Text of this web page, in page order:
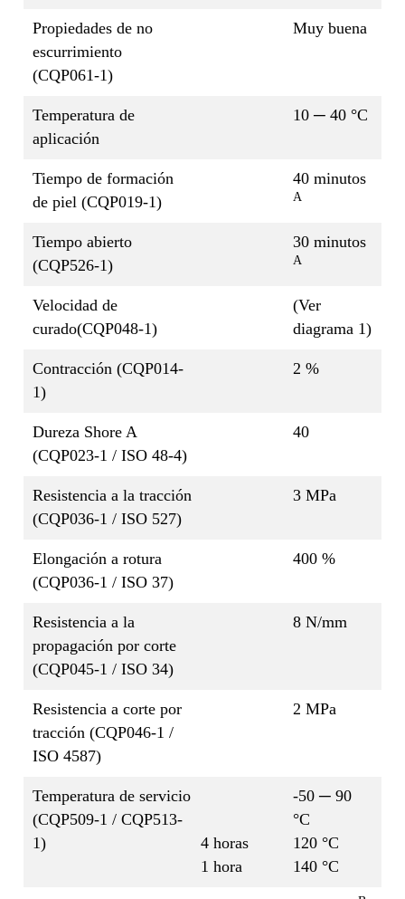
Propiedades de no
escurrimiento
(CQP061-1)
Muy buena
Temperatura de
aplicación
10 ─ 40 °C
Tiempo de formación
de piel (CQP019-1)
40 minutos
A
Tiempo abierto
(CQP526-1)
30 minutos
A
Velocidad de
curado(CQP048-1)
(Ver
diagrama 1)
Contracción (CQP014-
1)
2 %
Dureza Shore A
(CQP023-1 / ISO 48-4)
40
Resistencia a la tracción
(CQP036-1 / ISO 527)
3 MPa
Elongación a rotura
(CQP036-1 / ISO 37)
400 %
Resistencia a la
propagación por corte
(CQP045-1 / ISO 34)
8 N/mm
Resistencia a corte por
tracción (CQP046-1 /
ISO 4587)
2 MPa
Temperatura de servicio
(CQP509-1 / CQP513-
1)
4 horas
1 hora
-50 ─ 90
°C
120 °C
140 °C